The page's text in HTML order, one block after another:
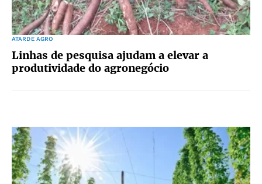
ATARDE AGRO
Linhas de pesquisa ajudam a elevar a
produtividade do agronegócio